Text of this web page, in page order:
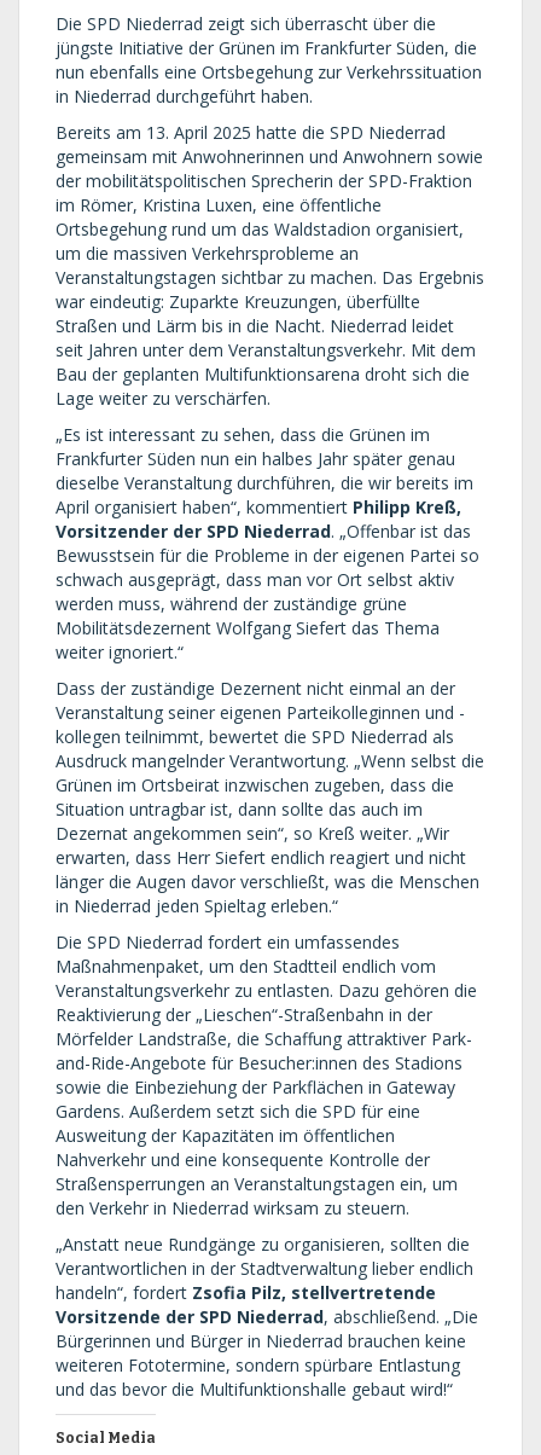
Die SPD Niederrad zeigt sich überrascht über die
jüngste Initiative der Grünen im Frankfurter Süden, die
nun ebenfalls eine Ortsbegehung zur Verkehrssituation
in Niederrad durchgeführt haben.
Bereits am 13. April 2025 hatte die SPD Niederrad
gemeinsam mit Anwohnerinnen und Anwohnern sowie
der mobilitätspolitischen Sprecherin der SPD-Fraktion
im Römer, Kristina Luxen, eine öffentliche
Ortsbegehung rund um das Waldstadion organisiert,
um die massiven Verkehrsprobleme an
Veranstaltungstagen sichtbar zu machen. Das Ergebnis
war eindeutig: Zuparkte Kreuzungen, überfüllte
Straßen und Lärm bis in die Nacht. Niederrad leidet
seit Jahren unter dem Veranstaltungsverkehr. Mit dem
Bau der geplanten Multifunktionsarena droht sich die
Lage weiter zu verschärfen.
„Es ist interessant zu sehen, dass die Grünen im
Frankfurter Süden nun ein halbes Jahr später genau
dieselbe Veranstaltung durchführen, die wir bereits im
April organisiert haben“, kommentiert Philipp Kreß,
Vorsitzender der SPD Niederrad. „Offenbar ist das
Bewusstsein für die Probleme in der eigenen Partei so
schwach ausgeprägt, dass man vor Ort selbst aktiv
werden muss, während der zuständige grüne
Mobilitätsdezernent Wolfgang Siefert das Thema
weiter ignoriert.“
Dass der zuständige Dezernent nicht einmal an der
Veranstaltung seiner eigenen Parteikolleginnen und -
kollegen teilnimmt, bewertet die SPD Niederrad als
Ausdruck mangelnder Verantwortung. „Wenn selbst die
Grünen im Ortsbeirat inzwischen zugeben, dass die
Situation untragbar ist, dann sollte das auch im
Dezernat angekommen sein“, so Kreß weiter. „Wir
erwarten, dass Herr Siefert endlich reagiert und nicht
länger die Augen davor verschließt, was die Menschen
in Niederrad jeden Spieltag erleben.“
Die SPD Niederrad fordert ein umfassendes
Maßnahmenpaket, um den Stadtteil endlich vom
Veranstaltungsverkehr zu entlasten. Dazu gehören die
Reaktivierung der „Lieschen“-Straßenbahn in der
Mörfelder Landstraße, die Schaffung attraktiver Park-
and-Ride-Angebote für Besucher:innen des Stadions
sowie die Einbeziehung der Parkflächen in Gateway
Gardens. Außerdem setzt sich die SPD für eine
Ausweitung der Kapazitäten im öffentlichen
Nahverkehr und eine konsequente Kontrolle der
Straßensperrungen an Veranstaltungstagen ein, um
den Verkehr in Niederrad wirksam zu steuern.
„Anstatt neue Rundgänge zu organisieren, sollten die
Verantwortlichen in der Stadtverwaltung lieber endlich
handeln“, fordert Zsofia Pilz, stellvertretende
Vorsitzende der SPD Niederrad, abschließend. „Die
Bürgerinnen und Bürger in Niederrad brauchen keine
weiteren Fototermine, sondern spürbare Entlastung
und das bevor die Multifunktionshalle gebaut wird!“
Social Media